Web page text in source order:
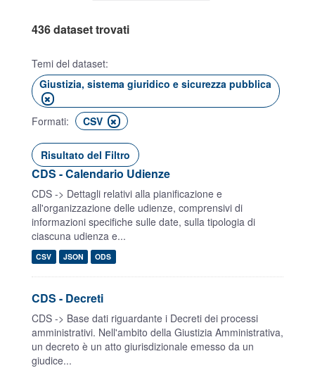
436 dataset trovati
Temi del dataset:
Giustizia, sistema giuridico e sicurezza pubblica
Formati: CSV
Risultato del Filtro
CDS - Calendario Udienze
CDS -> Dettagli relativi alla pianificazione e
all'organizzazione delle udienze, comprensivi di
informazioni specifiche sulle date, sulla tipologia di
ciascuna udienza e...
CSV JSON ODS
CDS - Decreti
CDS -> Base dati riguardante i Decreti dei processi
amministrativi. Nell'ambito della Giustizia Amministrativa,
un decreto è un atto giurisdizionale emesso da un
giudice...